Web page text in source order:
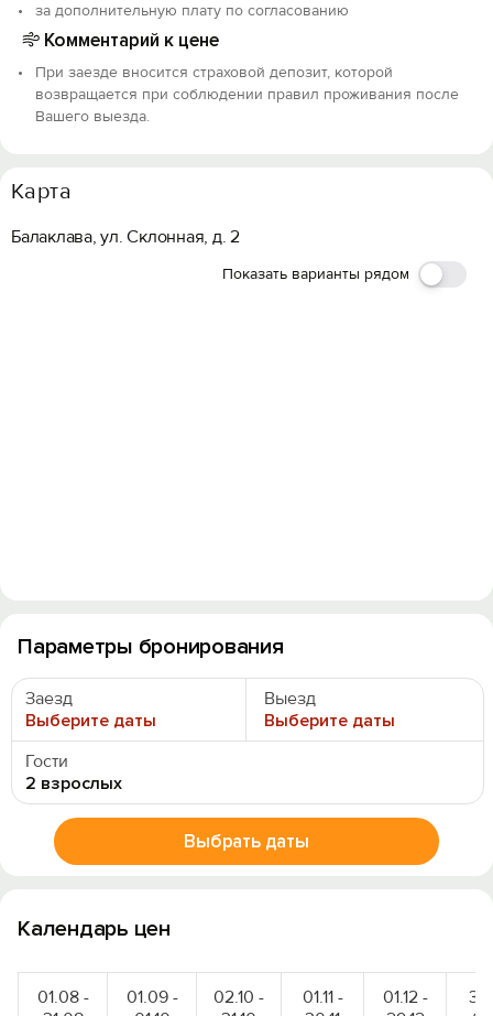
Параметры бронирования
Заезд
Выберите даты
Выезд
Выберите даты
Гости
2 взрослых
Выбрать даты
за дополнительную плату по согласованию
Комментарий к цене
При заезде вносится страховой депозит, которой
возвращается при соблюдении правил проживания после
Вашего выезда.
Карта
Балаклава, ул. Склонная, д. 2
Показать варианты рядом
Календарь цен
01.08 -
01.09 -
02.10 -
01.11 -
01.12 -
Войти или